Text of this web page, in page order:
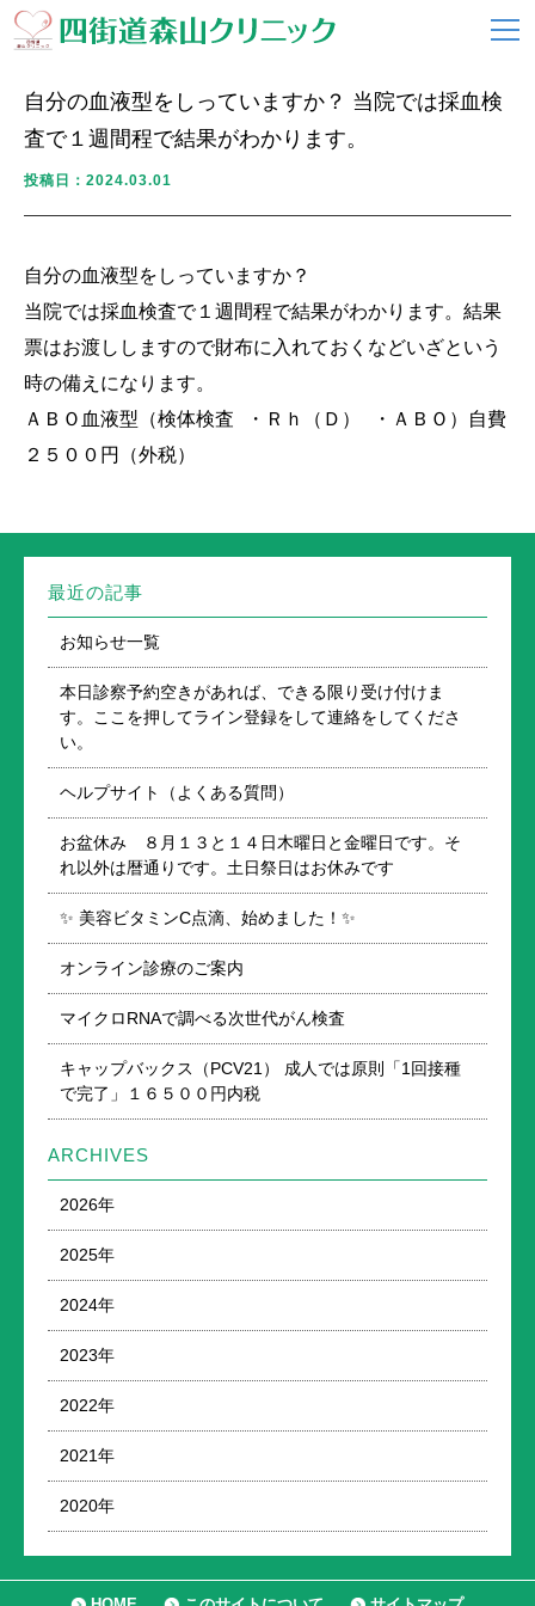
自分の血液型をしっていますか？ 当院では採血検
査で１週間程で結果がわかります。
投稿日：2024.03.01
自分の血液型をしっていますか？
当院では採血検査で１週間程で結果がわかります。結果
票はお渡ししますので財布に入れておくなどいざという
時の備えになります。
ＡＢＯ血液型（検体検査 ・Ｒｈ（Ｄ） ・ＡＢＯ）自費
２５００円（外税）
最近の記事
お知らせ一覧
本日診察予約空きがあれば、できる限り受け付けま
す。ここを押してライン登録をして連絡をしてくださ
い。
ヘルプサイト（よくある質問）
お盆休み ８月１３と１４日木曜日と金曜日です。そ
れ以外は暦通りです。土日祭日はお休みです
✨ 美容ビタミンC点滴、始めました！✨
オンライン診療のご案内
マイクロRNAで調べる次世代がん検査
キャップバックス（PCV21） 成人では原則「1回接種
で完了」１６５００円内税
ARCHIVES
2026年
2025年
2024年
2023年
2022年
2021年
2020年